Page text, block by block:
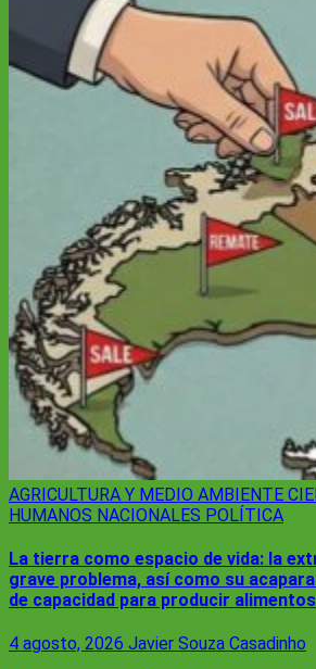
AGRICULTURA Y MEDIO AMBIENTE
HUMANOS NACIONALES POLÍTICA
La tierra como espacio de vida: la
grave problema, así como su
de capacidad para producir alimentos
4 agosto, 2026 Javier Souza Casadinho